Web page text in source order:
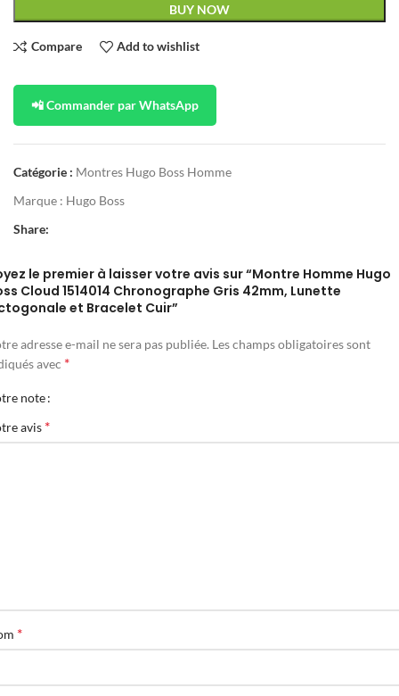
BUY NOW
Compare Add to wishlist
📲 Commander par WhatsApp
Catégorie : Montres Hugo Boss Homme
Marque : Hugo Boss
Share:
le premier à laisser votre avis sur “Montre Homme Hugo
Cloud 1514014 Chronographe Gris 42mm, Lunette
et Bracelet Cuir”
adresse e-mail ne sera pas publiée. Les champs obligatoires sont
avec *
note
avis *
*